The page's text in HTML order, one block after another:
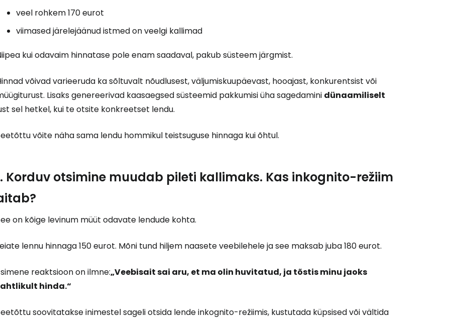
veel rohkem 170 eurot
viimased järelejäänud istmed on veelgi kallimad
kui odavaim hinnatase pole enam saadaval, pakub süsteem järgmist.
võivad varieeruda ka sõltuvalt nõudlusest, väljumiskuupäevast, hooajast, konkurentsist või
Lisaks genereerivad kaasaegsed süsteemid pakkumisi üha sagedamini dünaamiliselt
sel hetkel, kui te otsite konkreetset lendu.
võite näha sama lendu hommikul teistsuguse hinnaga kui õhtul.
Korduv otsimine muudab pileti kallimaks. Kas inkognito-režiim
on kõige levinum müüt odavate lendude kohta.
lennu hinnaga 150 eurot. Mõni tund hiljem naasete veebilehele ja see maksab juba 180 eurot.
reaktsioon on ilmne:„Veebisait sai aru, et ma olin huvitatud, ja tõstis minu jaoks
hinda.“
soovitatakse inimestel sageli otsida lende inkognito-režiimis, kustutada küpsised või vältida
Jätkake e-kirjaga